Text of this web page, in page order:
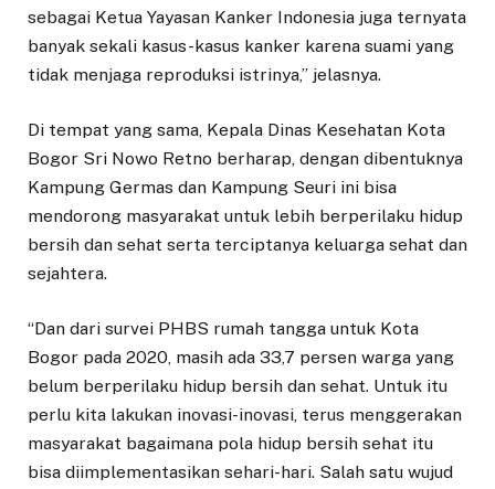
sebagai Ketua Yayasan Kanker Indonesia juga ternyata
banyak sekali kasus-kasus kanker karena suami yang
tidak menjaga reproduksi istrinya,” jelasnya.
Di tempat yang sama, Kepala Dinas Kesehatan Kota
Bogor Sri Nowo Retno berharap, dengan dibentuknya
Kampung Germas dan Kampung Seuri ini bisa
mendorong masyarakat untuk lebih berperilaku hidup
bersih dan sehat serta terciptanya keluarga sehat dan
sejahtera.
“Dan dari survei PHBS rumah tangga untuk Kota
Bogor pada 2020, masih ada 33,7 persen warga yang
belum berperilaku hidup bersih dan sehat. Untuk itu
perlu kita lakukan inovasi-inovasi, terus menggerakan
masyarakat bagaimana pola hidup bersih sehat itu
bisa diimplementasikan sehari-hari. Salah satu wujud